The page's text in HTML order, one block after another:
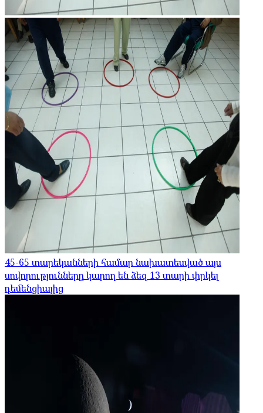
45-65 տարեկանների համար նախատեսված այս
սովորությունները կարող են ձեզ 13 տարի փրկել
դեմենցիայից